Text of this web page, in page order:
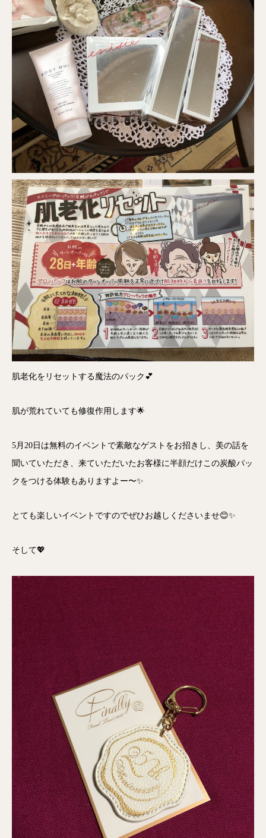
肌老化をリセットする魔法のパック💕
肌が荒れていても修復作用します🌟
5月20日は無料のイベントで素敵なゲストをお招きし、美の話を
聞いていただき、来ていただいたお客様に半顔だけこの炭酸パッ
クをつける体験もありますよー〜✨
とても楽しいイベントですのでぜひお越しくださいませ😊✨
そして💖